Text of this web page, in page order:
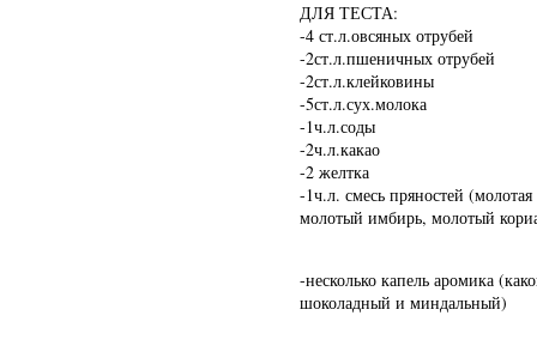
ДЛЯ ТЕСТА:
-4 ст.л.овсяных отрубей
-2ст.л.пшеничных отрубей
-2ст.л.клейковины
-5ст.л.сух.молока
-1ч.л.соды
-2ч.л.какао
-2 желтка
-1ч.л. смесь пряностей
молотый имбирь, молотый
-несколько капель аромика
шоколадный и миндальный)